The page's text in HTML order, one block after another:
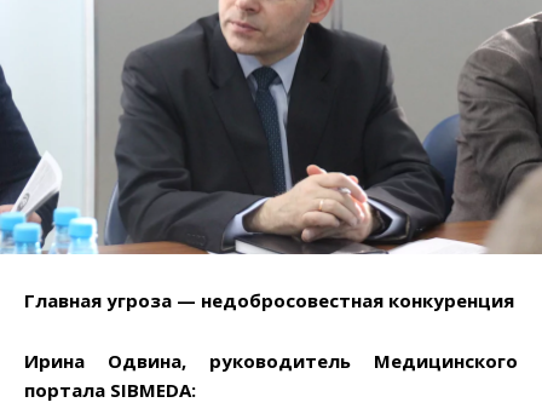
Главная угроза — недобросовестная конкуренция
Ирина Одвина, руководитель Медицинского
портала SIBMEDA: